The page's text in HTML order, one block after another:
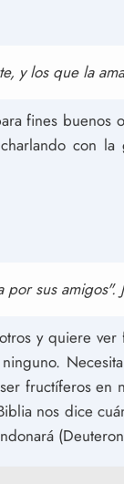
y los que la
fines buenos
con la
sus amigos".
y quiere
fructíferos en
nos dice